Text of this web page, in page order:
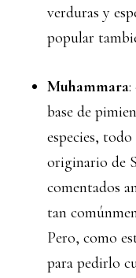
verduras y
popular
Muhammara:
base de
especies,
originario de
comentados
tan
Pero, como
para pedirlo